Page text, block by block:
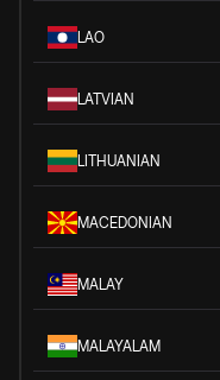
LAO
LATVIAN
LITHUANIAN
MACEDONIAN
MALAY
MALAYALAM